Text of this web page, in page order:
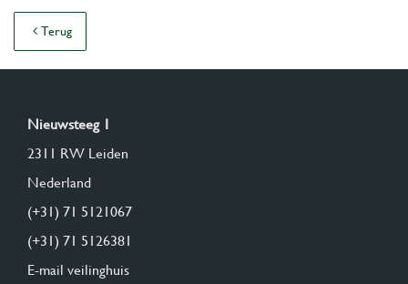
Terug
Nieuwsteeg 1
2311 RW Leiden
Nederland
(+31) 71 5121067
(+31) 71 5126381
E-mail veilinghuis